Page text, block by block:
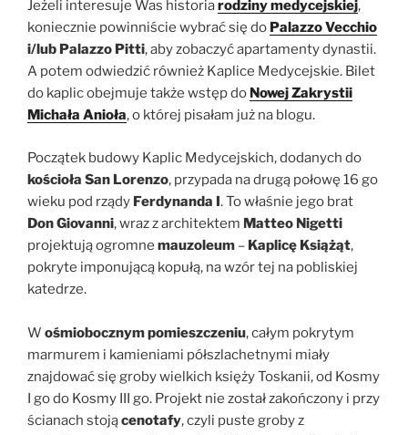
Jeżeli interesuje Was historiarodziny medycejskiej,
koniecznie powinniście wybrać się do Palazzo Vecchio
i/lub Palazzo Pitti, aby zobaczyć apartamenty dynastii.
A potem odwiedzić również Kaplice Medycejskie. Bilet
do kaplic obejmuje także wstęp do Nowej Zakrystii
Michała Anioła, o której pisałam już na blogu.
Początek budowy Kaplic Medycejskich, dodanych do
kościoła San Lorenzo, przypada na drugą połowę 16 go
wieku pod rządy Ferdynanda I. To właśnie jego brat
Don Giovanni, wraz z architektem Matteo Nigetti
projektują ogromne mauzoleum – Kaplicę Książąt,
pokryte imponującą kopułą, na wzór tej na pobliskiej
katedrze.
W ośmiobocznym pomieszczeniu, całym pokrytym
marmurem i kamieniami półszlachetnymi miały
znajdować się groby wielkich księży Toskanii, od Kosmy
I go do Kosmy III go. Projekt nie został zakończony i przy
ścianach stojącenotafy, czyli puste groby z